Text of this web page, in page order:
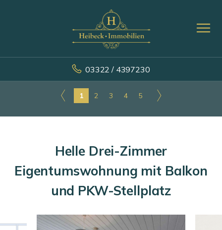
03322 / 4397230
1 2 3 4 5
Helle Drei-Zimmer
Eigentumswohnung mit Balkon
und PKW-Stellplatz